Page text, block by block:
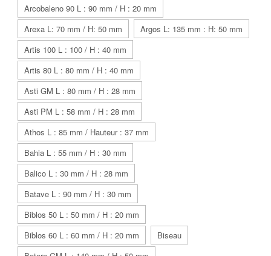
Arcobaleno 90 L : 90 mm / H : 20 mm
Arexa L: 70 mm / H: 50 mm
Argos L: 135 mm : H: 50 mm
Artis 100 L : 100 / H : 40 mm
Artis 80 L : 80 mm / H : 40 mm
Asti GM L : 80 mm / H : 28 mm
Asti PM L : 58 mm / H : 28 mm
Athos L : 85 mm / Hauteur : 37 mm
Bahia L : 55 mm / H : 30 mm
Balico L : 30 mm / H : 28 mm
Batave L : 90 mm / H : 30 mm
Biblos 50 L : 50 mm / H : 20 mm
Biblos 60 L : 60 mm / H : 20 mm
Biseau